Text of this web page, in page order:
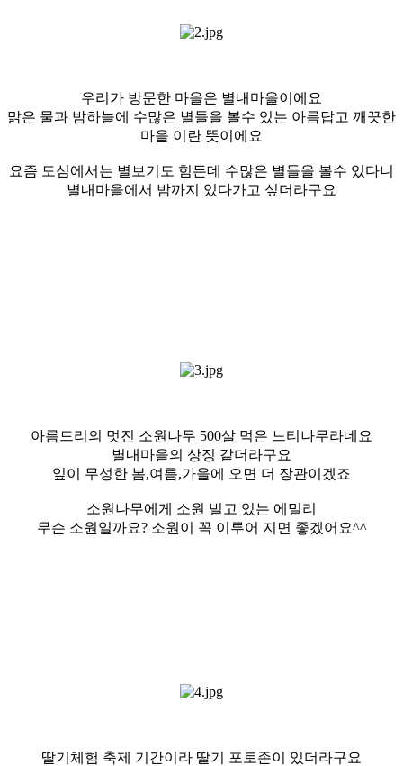
우리가 방문한 마을은 별내마을이에요
맑은 물과 밤하늘에 수많은 별들을 볼수 있는 아름답고 깨끗한
마을 이란 뜻이에요
요즘 도심에서는 별보기도 힘든데 수많은 별들을 볼수 있다니
별내마을에서 밤까지 있다가고 싶더라구요
아름드리의 멋진 소원나무 500살 먹은 느티나무라네요
별내마을의 상징 같더라구요
잎이 무성한 봄,여름,가을에 오면 더 장관이겠죠
소원나무에게 소원 빌고 있는 에밀리
무슨 소원일까요? 소원이 꼭 이루어 지면 좋겠어요^^
딸기체험 축제 기간이라 딸기 포토존이 있더라구요